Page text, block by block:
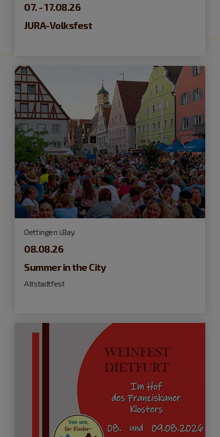
07. - 17.08.26
JURA-Volksfest
Oettingen i.Bay.
08.08.26
Summer in the City
Altstadtfest